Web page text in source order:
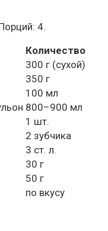
4.
Количество
300 г (сухой)
350 г
100 мл
800–900 мл
1 шт.
2 зубчика
3 ст. л.
30 г
50 г
по вкусу